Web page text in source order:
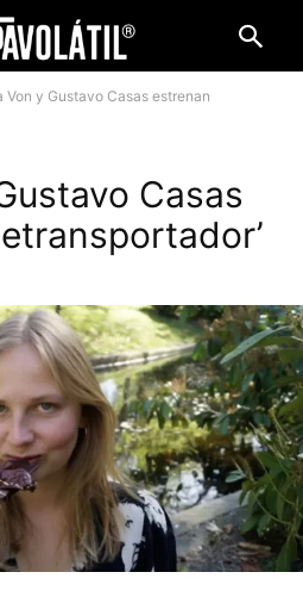
Von y Gustavo Casas estrenan
Casas